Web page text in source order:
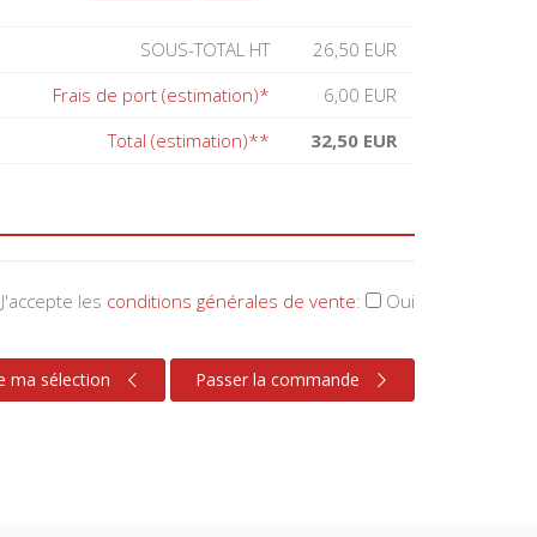
SOUS-TOTAL HT
26,50 EUR
Frais de port (estimation)*
6,00 EUR
Total (estimation)**
32,50 EUR
J'accepte les conditions générales de vente: Oui
ma sélection Passer la commande